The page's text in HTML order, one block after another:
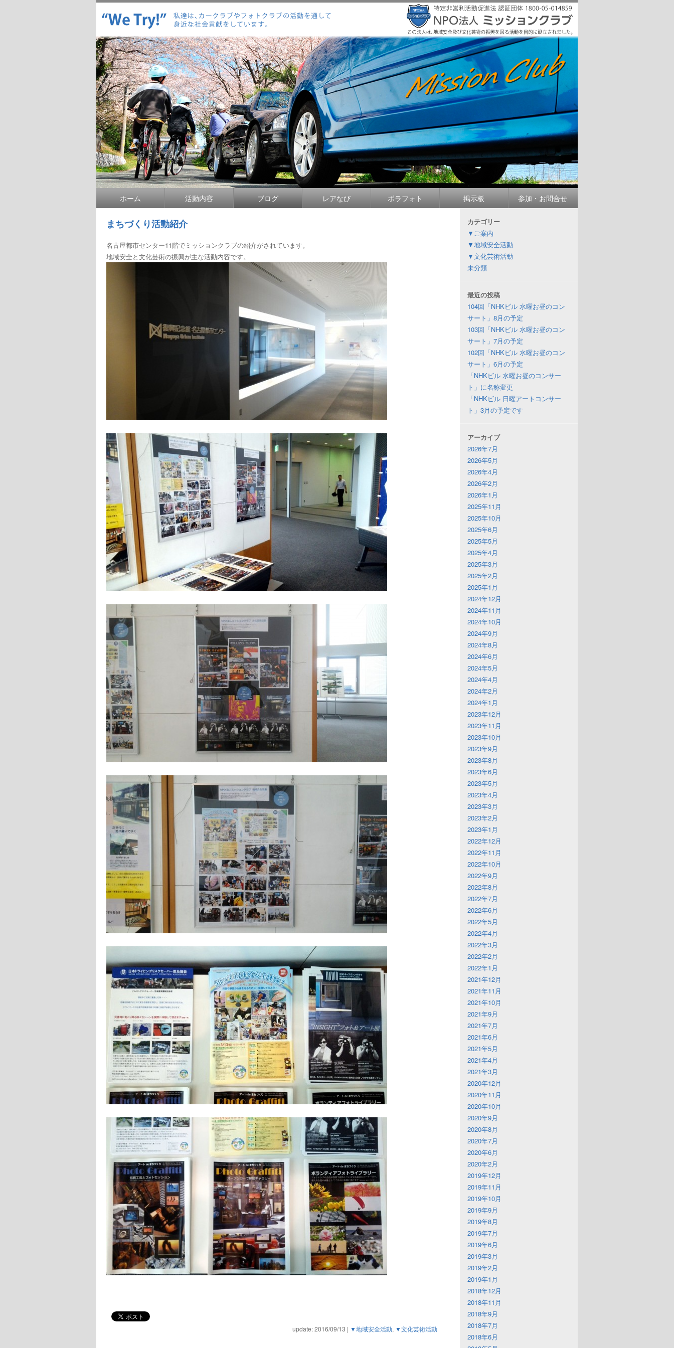
ホーム 活動内容 ブログ レアなび ボラフォト 掲示板 参加・お問合せ
まちづくり活動紹介
名古屋都市センター11階でミッションクラブの紹介がされています。
地域安全と文化芸術の振興が主な活動内容です。
update: 2016/09/13 | ▼地域安全活動, ▼文化芸術活動
カテゴリー
▼ご案内
▼地域安全活動
▼文化芸術活動
未分類
最近の投稿
104回「NHKビル 水曜お昼のコン
サート」8月の予定
103回「NHKビル 水曜お昼のコン
サート」7月の予定
102回「NHKビル 水曜お昼のコン
サート」6月の予定
「NHKビル 水曜お昼のコンサー
ト」に名称変更
「NHKビル 日曜アートコンサー
ト」3月の予定です
アーカイブ
2026年7月
2026年5月
2026年4月
2026年2月
2026年1月
2025年11月
2025年10月
2025年6月
2025年5月
2025年4月
2025年3月
2025年2月
2025年1月
2024年12月
2024年11月
2024年10月
2024年9月
2024年8月
2024年6月
2024年5月
2024年4月
2024年2月
2024年1月
2023年12月
2023年11月
2023年10月
2023年9月
2023年8月
2023年6月
2023年5月
2023年4月
2023年3月
2023年2月
2023年1月
2022年12月
2022年11月
2022年10月
2022年9月
2022年8月
2022年7月
2022年6月
2022年5月
2022年4月
2022年3月
2022年2月
2022年1月
2021年12月
2021年11月
2021年10月
2021年9月
2021年7月
2021年6月
2021年5月
2021年4月
2021年3月
2020年12月
2020年11月
2020年10月
2020年9月
2020年8月
2020年7月
2020年6月
2020年2月
2019年12月
2019年11月
2019年10月
2019年9月
2019年8月
2019年7月
2019年6月
2019年3月
2019年2月
2019年1月
2018年12月
2018年11月
2018年9月
2018年7月
2018年6月